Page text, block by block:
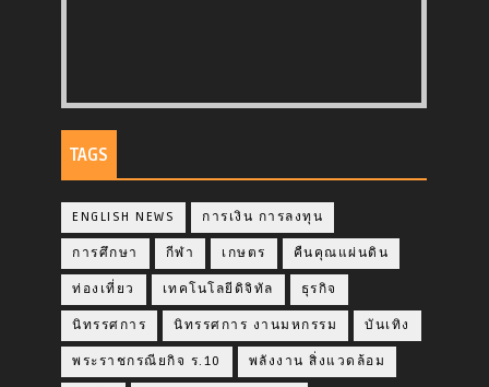
TAGS
ENGLISH NEWS การเงิน การลงทุน
การศึกษา กีฬา เกษตร คืนคุณแผ่นดิน
ท่องเที่ยว เทคโนโลยีดิจิทัล ธุรกิจ
นิทรรศการ นิทรรศการ งานมหกรรม บันเทิง
พระราชกรณียกิจ ร.10 พลังงาน สิ่งแวดล้อม